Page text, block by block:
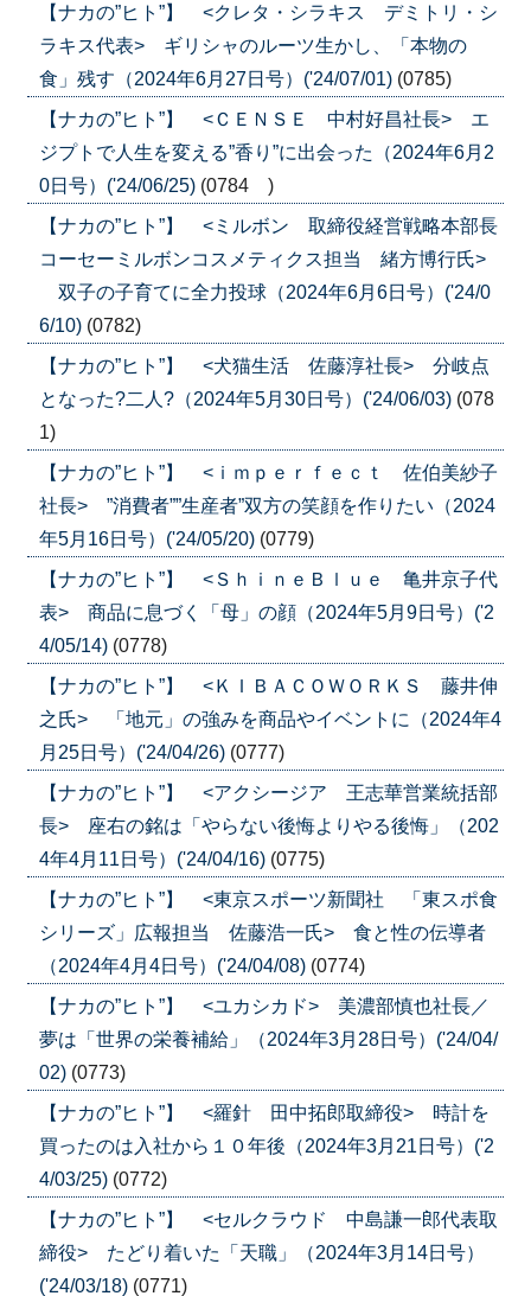
【ナカの”ヒト”】 <クレタ・シラキス デミトリ・シ
ラキス代表> ギリシャのルーツ生かし、「本物の
食」残す（2024年6月27日号）('24/07/01) (0785)
【ナカの”ヒト”】 <ＣＥＮＳＥ 中村好昌社長> エ
ジプトで人生を変える”香り”に出会った（2024年6月2
0日号）('24/06/25) (0784 )
【ナカの”ヒト”】 <ミルボン 取締役経営戦略本部長
コーセーミルボンコスメティクス担当 緒方博行氏>
双子の子育てに全力投球（2024年6月6日号）('24/0
6/10) (0782)
【ナカの”ヒト”】 <犬猫生活 佐藤淳社長> 分岐点
となった?二人?（2024年5月30日号）('24/06/03) (078
1)
【ナカの”ヒト”】 <ｉｍｐｅｒｆｅｃｔ 佐伯美紗子
社長> ”消費者””生産者”双方の笑顔を作りたい（2024
年5月16日号）('24/05/20) (0779)
【ナカの”ヒト”】 <ＳｈｉｎｅＢｌｕｅ 亀井京子代
表> 商品に息づく「母」の顔（2024年5月9日号）('2
4/05/14) (0778)
【ナカの”ヒト”】 <ＫＩＢＡＣＯＷＯＲＫＳ 藤井伸
之氏> 「地元」の強みを商品やイベントに（2024年4
月25日号）('24/04/26) (0777)
【ナカの”ヒト”】 <アクシージア 王志華営業統括部
長> 座右の銘は「やらない後悔よりやる後悔」（202
4年4月11日号）('24/04/16) (0775)
【ナカの”ヒト”】 <東京スポーツ新聞社 「東スポ食
シリーズ」広報担当 佐藤浩一氏> 食と性の伝導者
（2024年4月4日号）('24/04/08) (0774)
【ナカの”ヒト”】 <ユカシカド> 美濃部慎也社長／
夢は「世界の栄養補給」（2024年3月28日号）('24/04/
02) (0773)
【ナカの”ヒト”】 <羅針 田中拓郎取締役> 時計を
買ったのは入社から１０年後（2024年3月21日号）('2
4/03/25) (0772)
【ナカの”ヒト”】 <セルクラウド 中島謙一郎代表取
締役> たどり着いた「天職」（2024年3月14日号）
('24/03/18) (0771)